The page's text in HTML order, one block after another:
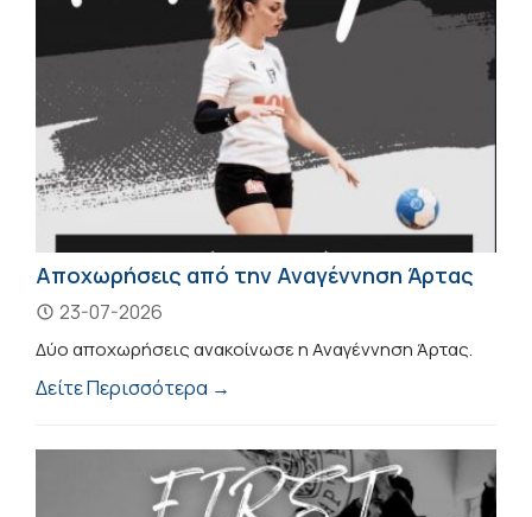
Αποχωρήσεις από την Αναγέννηση Άρτας
23-07-2026
Δύο αποχωρήσεις ανακοίνωσε η Αναγέννηση Άρτας.
Δείτε Περισσότερα →